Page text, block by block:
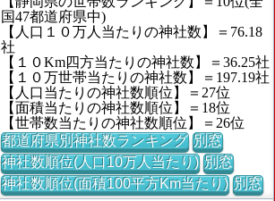
国47都道府県中)
【人口１０万人当たりの神社数】＝76.18
社
【１０Km四方当たりの神社数】＝36.25社
【１０万世帯当たりの神社数】＝197.19社
【人口当たりの神社数順位】＝27位
【面積当たりの神社数順位】＝18位
【世帯数当たりの神社数順位】＝26位
都道府県別神社数ランキング 別窓
神社数順位(人口10万人当たり) 別窓
神社数順位(面積100平方Km当たり) 別窓